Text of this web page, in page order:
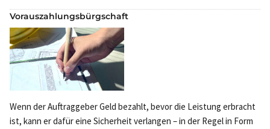
Vorauszahlungsbürgschaft
Wenn der Auftraggeber Geld bezahlt, bevor die Leistung erbracht
ist, kann er dafür eine Sicherheit verlangen – in der Regel in Form